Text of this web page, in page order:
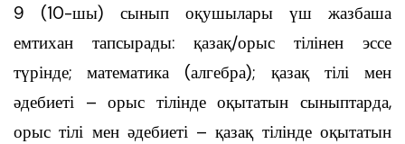
9 (10-шы) сынып оқушылары үш жазбаша
емтихан тапсырады: қазақ/орыс тілінен эссе
түрінде; математика (алгебра); қазақ тілі мен
әдебиеті – орыс тілінде оқытатын сыныптарда,
орыс тілі мен әдебиеті – қазақ тілінде оқытатын